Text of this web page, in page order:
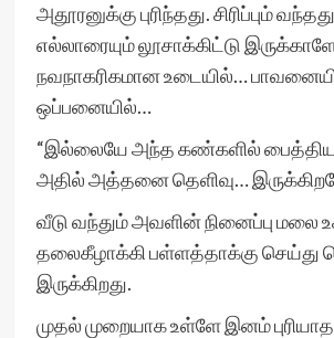
அதூரனுக்கு புரிந்தது. சிரிப்பும்
எல்லாரையும் லூசாக்கிட்டு
நவநாகரிகமான உடையில்…
ஒப்பனையில்…
“இல்லையே அந்த கண்களில்
அதில் அத்தனை தெளிவு…
வீடு வந்தும் அவளின் நினைப்பு மலை
தலைகீழாக்கி பள்ளத்தாக்கு செய்து
இருக்கிறது.
முதல் முறையாக உள்ளே இனம்